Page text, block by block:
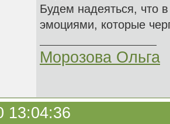
Будем надеяться, что
эмоциями, которые
Морозова Ольга
13:04:36